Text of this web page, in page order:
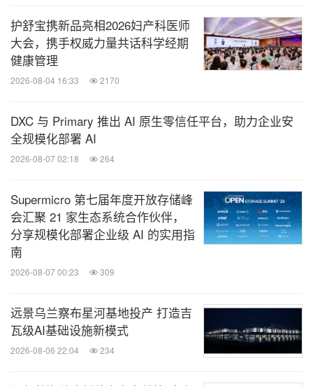
图：数颐联康与腾讯云达成战略合作
科技赋能方面，数颐联康与腾讯云达成战略合作，双
方将围绕智慧照护场景展开联合探索。腾讯云将充分
发挥前沿AI技术优势，数颐联康则依托深耕养老领域
十五年的行业积累与线下服务网络，形成技术与场景
护舒宝携新品亮相2026妇产科医师
大会，携手权威力量共话科学经期
健康管理
2026-08-04 16:33 2170
DXC 与 Primary 推出 AI 原生零信任平台，助力企业安
全规模化部署 AI
2026-08-07 02:18 264
Supermicro 第七届年度开放存储峰
会汇聚 21 家生态系统合作伙伴，
分享规模化部署企业级 AI 的实用指
南
2026-08-07 00:23 309
远景乌兰察布星河基地投产 打造吉
瓦级AI基础设施新模式
2026-08-06 22:04 234